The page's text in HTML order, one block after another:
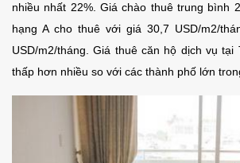
nhiều nhất 22%. Giá chào thuê trung bình
hạng A cho thuê với giá 30,7 USD/m2/
USD/m2/tháng. Giá thuê căn hộ dịch vụ tại
thấp hơn nhiều so với các thành phố lớn